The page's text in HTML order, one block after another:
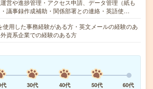
運営や進捗管理・アクセス申請、データ管理（紙も
議事録作成補助・関係部署との連絡・英語使…
使用した事務経験がある方・英文メールの経験のあ
資系企業での経験のある方
30代 40代 50代
60代